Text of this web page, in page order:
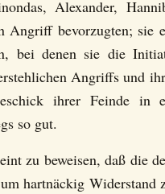
Alexander,
Angriff bevorzugten; sie
bei denen sie die
Angriffs und
ihrer Feinde in
so gut.
zu beweisen, daß die
hartnäckig